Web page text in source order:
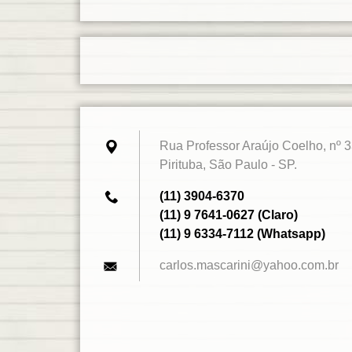
Rua Professor Araújo Coelho, nº
Pirituba, São Paulo - SP.
(11) 3904-6370
(11) 9 7641-0627 (Claro)
(11) 9 6334-7112 (Whatsapp)
carlos.mascarini@yahoo.com.br